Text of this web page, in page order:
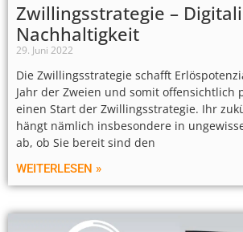
Zwillingsstrategie –
Nachhaltigkeit
29. Juni 2022
Die Zwillingsstrategie schafft
Jahr der Zweien und somit
einen Start der Zwillingsstrategie. Ihr
hängt nämlich insbesondere in
ab, ob Sie bereit sind den
WEITERLESEN »